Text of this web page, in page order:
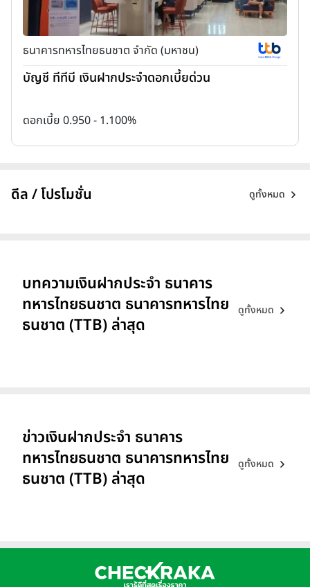
ธนาคารทหารไทยธนชาต จำกัด (มหาชน)
บัญชี ทีทีบี เงินฝากประจำดอกเบี้ยด่วน
ดอกเบี้ย 0.950 - 1.100%
ดีล / โปรโมชั่น ดูทั้งหมด
บทความเงินฝากประจำ ธนาคาร
ทหารไทยธนชาต ธนาคารทหารไทย
ธนชาต (TTB) ล่าสุด
ดูทั้งหมด
ข่าวเงินฝากประจำ ธนาคาร
ทหารไทยธนชาต ธนาคารทหารไทย
ธนชาต (TTB) ล่าสุด
ดูทั้งหมด